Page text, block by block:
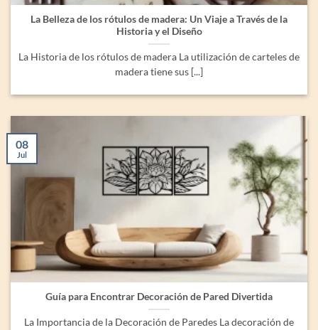
La Belleza de los rótulos de madera: Un Viaje a Través de la
Historia y el Diseño
La Historia de los rótulos de madera La utilización de carteles de
madera tiene sus [...]
Guía para Encontrar Decoración de Pared Divertida
La Importancia de la Decoración de Paredes La decoración de
08
Jul